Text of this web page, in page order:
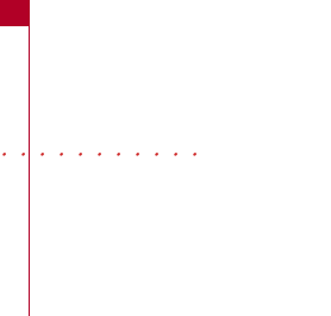
・・・・・・・・・・